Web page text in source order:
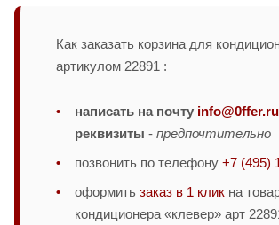
Как заказать корзина для
артикулом 22891 :
написать на почту info@0ffer.ru
реквизиты - предпочтительно
позвонить по телефону +7 (495)
оформить заказ в 1 клик на
кондиционера «клевер» арт